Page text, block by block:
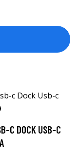
C DOCK USB-C